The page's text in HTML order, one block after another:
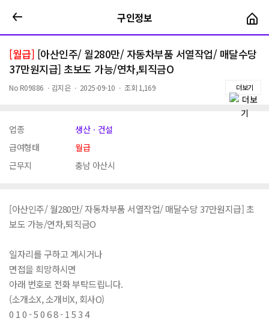
구인정보
[월급] [아산인주/ 월280만/ 자동차부품 서열작업/ 매달수당
37만원지급] 초보도 가능/연차,퇴직금O
No R09886 ㆍ 김지은ㆍ 2025-09-10 ㆍ 조회 1,169 더보기
업종
생산ㆍ건설
급여형태
월급
근무지
충남 아산시
[아산인주/ 월280만/ 자동차부품 서열작업/ 매달수당 37만원지급] 초
보도 가능/연차,퇴직금O
일자리를 구하고 계시거나
면접을 희망하시면
아래 번호로 전화 부탁드립니다.
(소개소X, 소개비X, 회사O)
0 1 0 - 5 0 6 8 - 1 5 3 4
구인정보